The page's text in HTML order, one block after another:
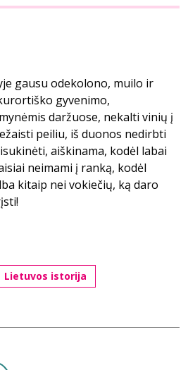
gausu odekolono, muilo ir
gyvenimo,
daržuose, nekalti vinių į
peiliu, iš duonos nedirbti
aiškinama, kodėl labai
neimami į ranką, kodėl
kitaip nei vokiečių, ką daro
Lietuvos istorija